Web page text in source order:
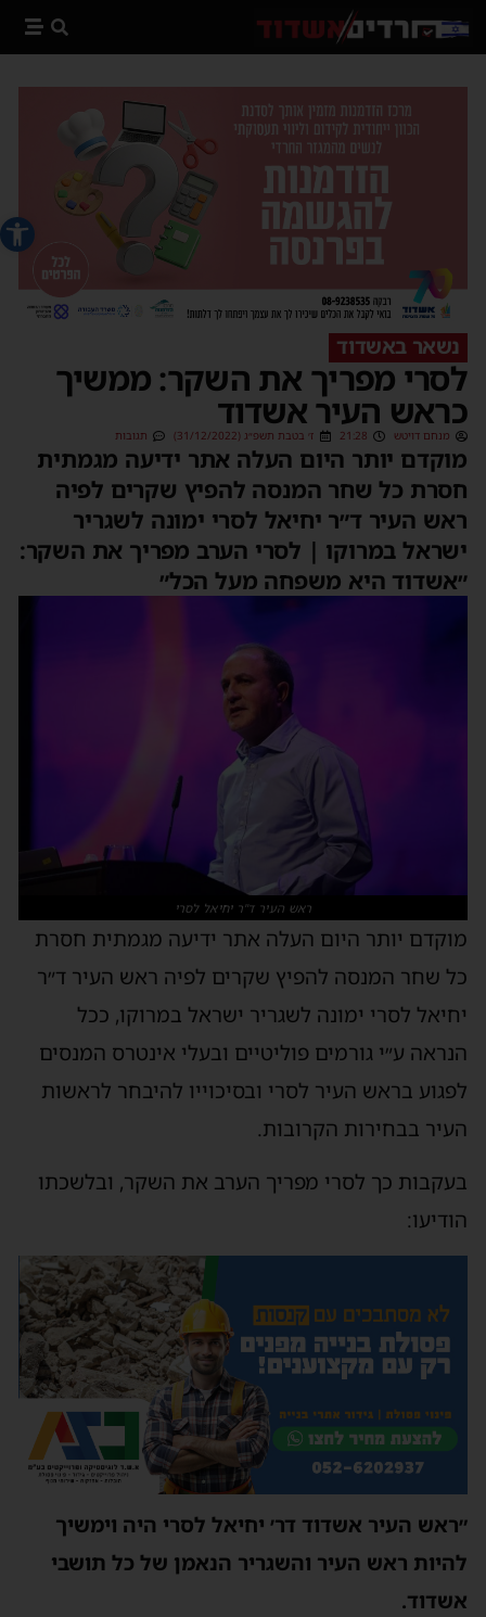
פתח
נשאר באשדוד
לסרי מפריך את השקר: ממשיך
כראש העיר אשדוד
מנחם דויטש 21:28 ז׳ בטבת תשפ״ג (31/12/2022) תגובות
מוקדם יותר היום העלה אתר ידיעה מגמתית
חסרת כל שחר המנסה להפיץ שקרים לפיה
ראש העיר ד״ר יחיאל לסרי ימונה לשגריר
ישראל במרוקו | לסרי הערב מפריך את השקר:
״אשדוד היא משפחה מעל הכל״
ראש העיר ד"ר יחיאל לסרי
מוקדם יותר היום העלה אתר ידיעה מגמתית חסרת
כל שחר המנסה להפיץ שקרים לפיה ראש העיר ד״ר
יחיאל לסרי ימונה לשגריר ישראל במרוקו, ככל
הנראה ע״י גורמים פוליטיים ובעלי אינטרס המנסים
לפגוע בראש העיר לסרי ובסיכוייו להיבחר לראשות
העיר בבחירות הקרובות.
בעקבות כך לסרי מפריך הערב את השקר, ובלשכתו
הודיעו:
״ראש העיר אשדוד דר׳ יחיאל לסרי היה וימשיך
להיות ראש העיר והשגריר הנאמן של כל תושבי
אשדוד.